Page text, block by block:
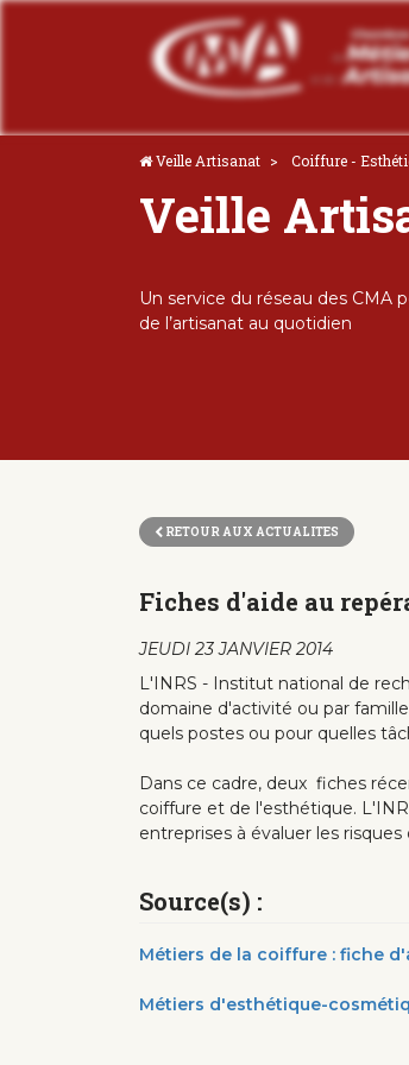
Veille Artisanat Coiffure -
Veille
Un service du réseau des CMA
de l’artisanat au quotidien
RETOUR AUX ACTUALITES
Fiches d'aide au
JEUDI 23 JANVIER 2014
L'INRS - Institut national de
domaine d'activité ou par
quels postes ou pour quelles
Dans ce cadre, deux fiches
coiffure et de l'esthétique.
entreprises à évaluer les
Source(s) :
Métiers de la coiffure : fiche
Métiers d'esthétique-